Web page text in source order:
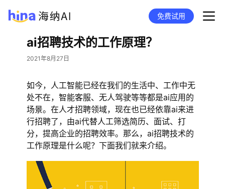
免费试用
ai招聘技术的工作原理？
2021年8月27日
如今，人工智能已经在我们的生活中、工作中无
处不在，智能客服、无人驾驶等等都是ai应用的
场景。在人才招聘领域，现在也已经依靠ai来进
行招聘了，由ai代替人工筛选简历、面试、打
分，提高企业的招聘效率。那么，ai招聘技术的
工作原理是什么呢？下面我们就来介绍。